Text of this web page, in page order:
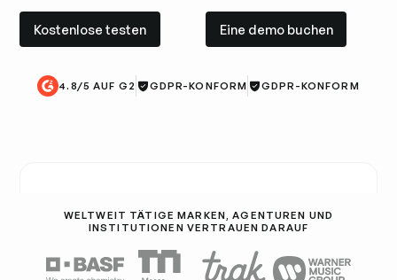
Kostenlose testen Eine demo buchen
4.8/5 AUF G2 GDPR-KONFORM GDPR-KONFORM
WELTWEIT TÄTIGE MARKEN, AGENTUREN UND
INSTITUTIONEN VERTRAUEN DARAUF